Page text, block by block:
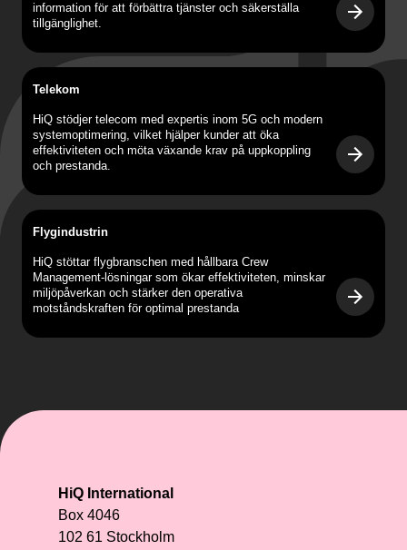
information för att förbättra tjänster och säkerställa
tillgänglighet.
Telekom
HiQ stödjer telecom med expertis inom 5G och modern
systemoptimering, vilket hjälper kunder att öka
effektiviteten och möta växande krav på uppkoppling
och prestanda.
Flygindustrin
HiQ stöttar flygbranschen med hållbara Crew
Management-lösningar som ökar effektiviteten, minskar
miljöpåverkan och stärker den operativa
motståndskraften för optimal prestanda
HiQ International
Box 4046
102 61 Stockholm